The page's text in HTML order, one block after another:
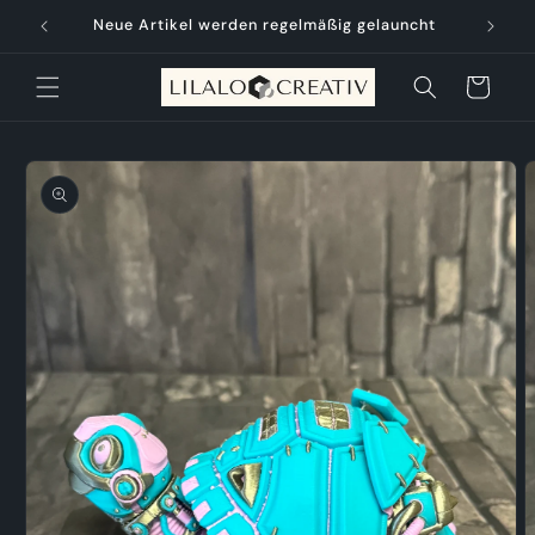
zum
Neue Artikel werden regelmäßig gelauncht
Warenkorb